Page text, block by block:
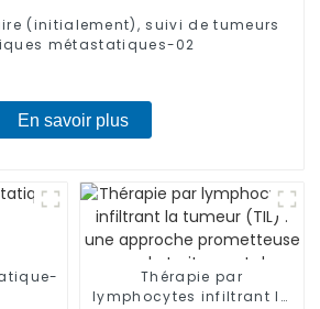
(initialement), suivi de tumeurs
métastatiques-02
En savoir plus
Thérapie par
lymphocytes infiltrant la